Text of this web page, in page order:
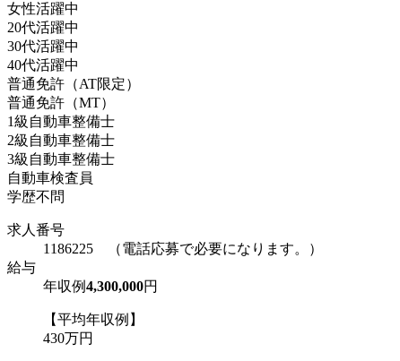
女性活躍中
20代活躍中
30代活躍中
40代活躍中
普通免許（AT限定）
普通免許（MT）
1級自動車整備士
2級自動車整備士
3級自動車整備士
自動車検査員
学歴不問
求人番号
1186225 （電話応募で必要になります。）
給与
年収例4,300,000円
【平均年収例】
430万円